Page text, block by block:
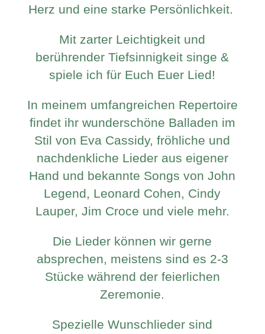
Herz und eine starke Persönlichkeit.
Mit zarter Leichtigkeit und
berührender Tiefsinnigkeit singe &
spiele ich für Euch Euer Lied!
In meinem umfangreichen Repertoire
findet ihr wunderschöne Balladen im
Stil von Eva Cassidy, fröhliche und
nachdenkliche Lieder aus eigener
Hand und bekannte Songs von John
Legend, Leonard Cohen, Cindy
Lauper, Jim Croce und viele mehr.
Die Lieder können wir gerne
absprechen, meistens sind es 2-3
Stücke während der feierlichen
Zeremonie.
Spezielle Wunschlieder sind